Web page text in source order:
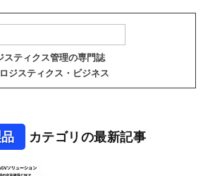
スティクス管理の専門誌
ジスティクス・ビジネス
カテゴリの最新記事